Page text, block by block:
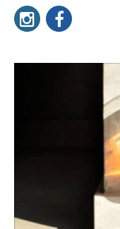
Наша фішка -
всі коктелі на
подаються